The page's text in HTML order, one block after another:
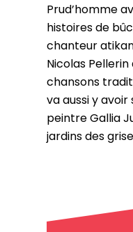
Prud’homme
histoires de
chanteur
Nicolas
chansons
va aussi y
peintre Gallia
jardins des